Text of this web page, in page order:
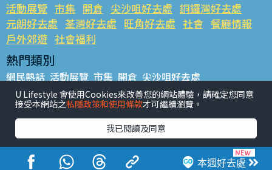
本週好去處
活動展覽 市集 開倉 尖沙咀好去處 銅鑼灣好去處
元朗好去處 荃灣好去處 旺角好去處 社會 餐廳情報
戶外郊遊 社會福利
熱門類別
網民熱話 活動展覽 市集 開倉 尖沙咀好去處
銅鑼灣好去處 元朗好去處 荃灣好去處 旺角好去處 社會
餐廳情報 戶外郊遊
熱門標籤
#UGO搵好去處 #人氣活動推介 #美食社群熱話
#親子玩樂好去處
#ULifestyle應用程式
#限時搶
U Lifestyle 會使用Cookies來改善您的網站體驗，請確定您同意
接受本網站之私隱政策和使用條款才可繼續瀏覽。
我已閱讀及同意